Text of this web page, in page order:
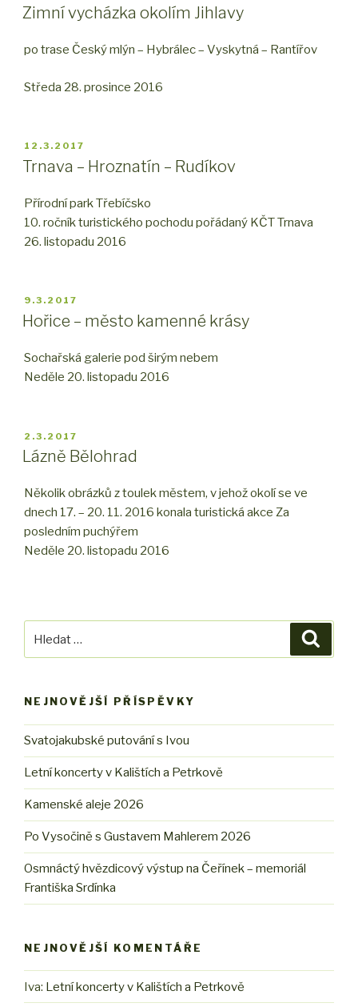
Zimní vycházka okolím Jihlavy
po trase Český mlýn – Hybrálec – Vyskytná – Rantířov
Středa 28. prosince 2016
PUBLIKOVÁNO
12.3.2017
Trnava – Hroznatín – Rudíkov
Přírodní park Třebíčsko
10. ročník turistického pochodu pořádaný KČT Trnava
26. listopadu 2016
PUBLIKOVÁNO
9.3.2017
Hořice – město kamenné krásy
Sochařská galerie pod širým nebem
Neděle 20. listopadu 2016
PUBLIKOVÁNO
2.3.2017
Lázně Bělohrad
Několik obrázků z toulek městem, v jehož okolí se ve
dnech 17. – 20. 11. 2016 konala turistická akce Za
posledním puchýřem
Neděle 20. listopadu 2016
NEJNOVĚJŠÍ PŘÍSPĚVKY
Svatojakubské putování s Ivou
Letní koncerty v Kalištích a Petrkově
Kamenské aleje 2026
Po Vysočině s Gustavem Mahlerem 2026
Osmnáctý hvězdicový výstup na Čeřínek – memoriál
Františka Srdínka
NEJNOVĚJŠÍ KOMENTÁŘE
Iva: Letní koncerty v Kalištích a Petrkově